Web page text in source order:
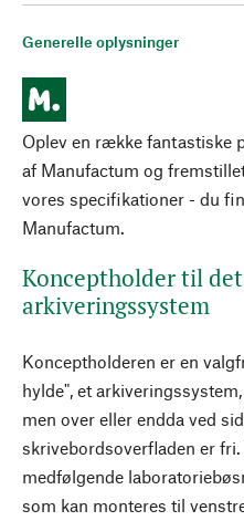
Generelle oplysninger
Oplev en række fantastiske
af Manufactum og
vores specifikationer - du
Manufactum.
Konceptholder til
arkiveringssystem
Konceptholderen er en
hylde", et
men over eller endda ved
skrivebordsoverfladen er
medfølgende
som kan monteres til